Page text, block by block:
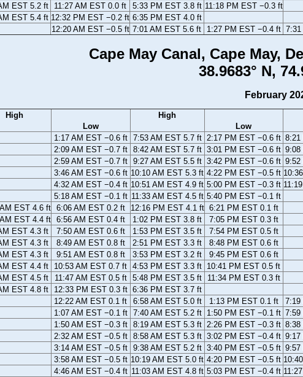
EST 5.2 ft 11:27 AM EST 0.0 ft 5:33 PM EST 3.8 ft 11:18 PM EST −0.3 ft
EST 5.4 ft 12:32 PM EST −0.2 ft 6:35 PM EST 4.0 ft
12:20 AM EST −0.5 ft 7:01 AM EST 5.6 ft 1:27 PM EST −0.4 ft
Cape May Canal, Cape May,
38.9683° N,
February
High
Low
High
Low
1:17 AM EST −0.6 ft 7:53 AM EST 5.7 ft 2:17 PM EST −0.6 ft 8:21
2:09 AM EST −0.7 ft 8:42 AM EST 5.7 ft 3:01 PM EST −0.6 ft 9:08
2:59 AM EST −0.7 ft 9:27 AM EST 5.5 ft 3:42 PM EST −0.6 ft 9:52
3:46 AM EST −0.6 ft 10:10 AM EST 5.3 ft 4:22 PM EST −0.5 ft
4:32 AM EST −0.4 ft 10:51 AM EST 4.9 ft 5:00 PM EST −0.3 ft
5:18 AM EST −0.1 ft 11:33 AM EST 4.5 ft 5:40 PM EST −0.1 ft
EST 4.6 ft 6:06 AM EST 0.2 ft 12:16 PM EST 4.1 ft 6:21 PM EST 0.1 ft
EST 4.4 ft 6:56 AM EST 0.4 ft 1:02 PM EST 3.8 ft 7:05 PM EST 0.3 ft
EST 4.3 ft 7:50 AM EST 0.6 ft 1:53 PM EST 3.5 ft 7:54 PM EST 0.5 ft
EST 4.3 ft 8:49 AM EST 0.8 ft 2:51 PM EST 3.3 ft 8:48 PM EST 0.6 ft
EST 4.3 ft 9:51 AM EST 0.8 ft 3:53 PM EST 3.2 ft 9:45 PM EST 0.6 ft
EST 4.4 ft 10:53 AM EST 0.7 ft 4:53 PM EST 3.3 ft 10:41 PM EST 0.5 ft
EST 4.5 ft 11:47 AM EST 0.5 ft 5:48 PM EST 3.5 ft 11:34 PM EST 0.3 ft
EST 4.8 ft 12:33 PM EST 0.3 ft 6:36 PM EST 3.7 ft
12:22 AM EST 0.1 ft 6:58 AM EST 5.0 ft 1:13 PM EST 0.1 ft 7:19
1:07 AM EST −0.1 ft 7:40 AM EST 5.2 ft 1:50 PM EST −0.1 ft 7:59
1:50 AM EST −0.3 ft 8:19 AM EST 5.3 ft 2:26 PM EST −0.3 ft 8:38
2:32 AM EST −0.5 ft 8:58 AM EST 5.3 ft 3:02 PM EST −0.4 ft 9:17
3:14 AM EST −0.5 ft 9:38 AM EST 5.2 ft 3:40 PM EST −0.5 ft 9:57
3:58 AM EST −0.5 ft 10:19 AM EST 5.0 ft 4:20 PM EST −0.5 ft
4:46 AM EST −0.4 ft 11:03 AM EST 4.8 ft 5:03 PM EST −0.4 ft